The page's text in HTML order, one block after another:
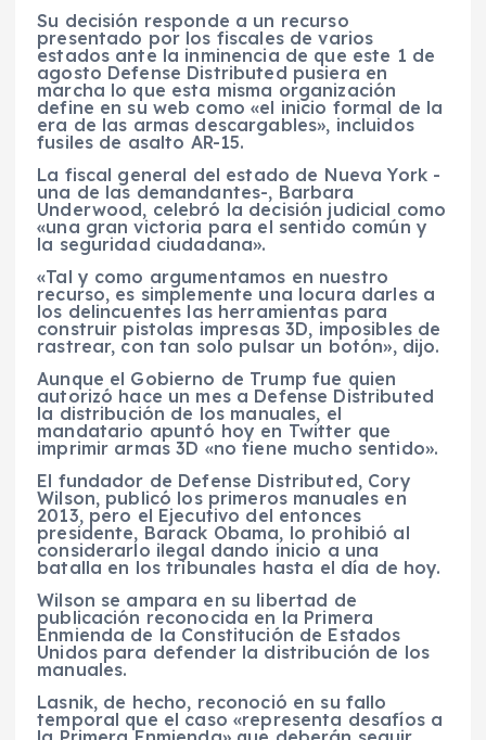
Su decisión responde a un recurso
presentado por los fiscales de varios
estados ante la inminencia de que este 1 de
agosto Defense Distributed pusiera en
marcha lo que esta misma organización
define en su web como «el inicio formal de la
era de las armas descargables», incluidos
fusiles de asalto AR-15.
La fiscal general del estado de Nueva York -
una de las demandantes-, Barbara
Underwood, celebró la decisión judicial como
«una gran victoria para el sentido común y
la seguridad ciudadana».
«Tal y como argumentamos en nuestro
recurso, es simplemente una locura darles a
los delincuentes las herramientas para
construir pistolas impresas 3D, imposibles de
rastrear, con tan solo pulsar un botón», dijo.
Aunque el Gobierno de Trump fue quien
autorizó hace un mes a Defense Distributed
la distribución de los manuales, el
mandatario apuntó hoy en Twitter que
imprimir armas 3D «no tiene mucho sentido».
El fundador de Defense Distributed, Cory
Wilson, publicó los primeros manuales en
2013, pero el Ejecutivo del entonces
presidente, Barack Obama, lo prohibió al
considerarlo ilegal dando inicio a una
batalla en los tribunales hasta el día de hoy.
Wilson se ampara en su libertad de
publicación reconocida en la Primera
Enmienda de la Constitución de Estados
Unidos para defender la distribución de los
manuales.
Lasnik, de hecho, reconoció en su fallo
temporal que el caso «representa desafíos a